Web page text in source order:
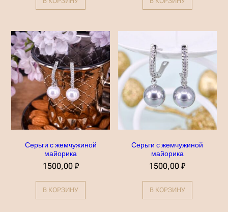
Серьги с жемчужиной
майорика
1500,00 ₽
В КОРЗИНУ
Серьги с жемчужиной
майорика
1500,00₽
В КОРЗИНУ